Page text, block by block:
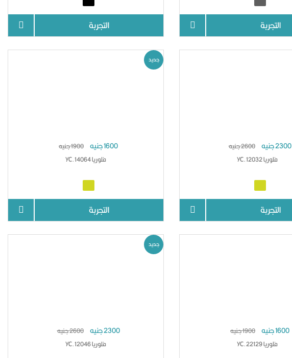
التجربة التجربة
2300 جنيه
2600 جنيه
فلوريا YC.12032
التجربة
1600 جنيه
1900 جنيه
فلوريا YC.14064
التجربة
جديد
1600 جنيه
1900 جنيه
فلوريا YC.22129
2300 جنيه
2600 جنيه
فلوريا YC.12046
جديد